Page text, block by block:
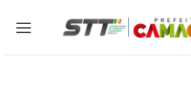
ENTRAR